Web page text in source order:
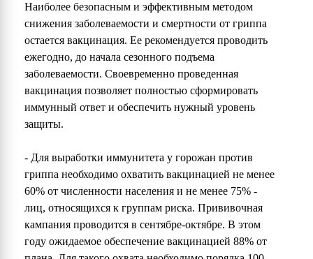
Наиболее безопасным и эффективным методом
снижения заболеваемости и смертности от гриппа
остается вакцинация. Ее рекомендуется проводить
ежегодно, до начала сезонного подъема
заболеваемости. Своевременно проведенная
вакцинация позволяет полностью сформировать
иммунный ответ и обеспечить нужный уровень
защиты.
- Для выработки иммунитета у горожан против
гриппа необходимо охватить вакцинацией не менее
60% от численности населения и не менее 75% -
лиц, относящихся к группам риска. Прививочная
кампания проводится в сентябре-октябре. В этом
году ожидаемое обеспечение вакцинацией 88% от